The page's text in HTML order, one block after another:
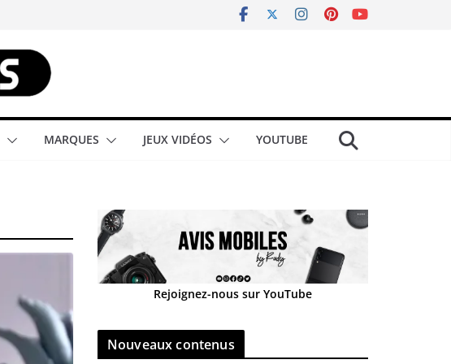
MARQUES JEUX VIDÉOS YOUTUBE
Rejoignez-nous sur YouTube
Nouveaux contenus